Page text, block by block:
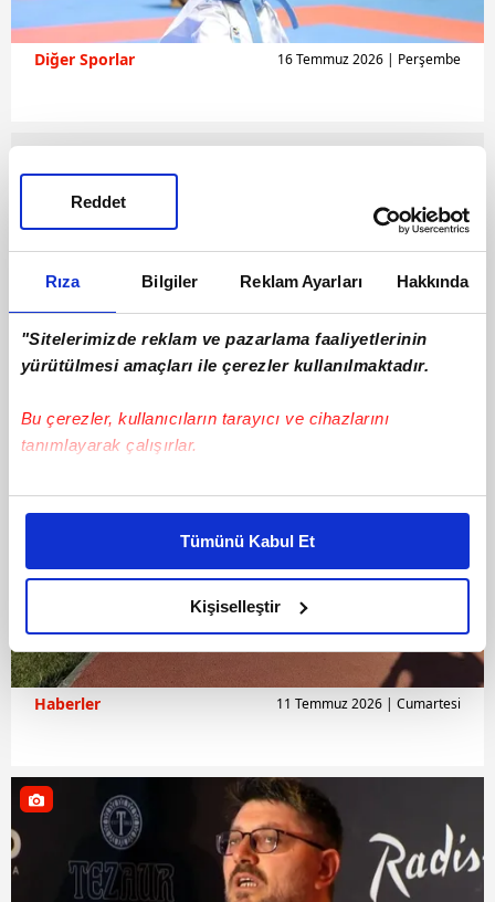
Rıza Bilgiler Reklam Ayarları Hakkında
"Sitelerimizde reklam ve pazarlama faaliyetlerinin
yürütülmesi amaçları ile çerezler kullanılmaktadır.
Bu çerezler, kullanıcıların tarayıcı ve cihazlarını
tanımlayarak çalışırlar.
Bu çerezlere izin vermeniz halinde sizlere özel
daha iyi reklam deneyimi yaşatabiliriz. Bunu yaparken
amacımızın size daha iyi bir reklam deneyimi sunmak
olduğunu ve sizlere en iyi içerikleri sunabilmek adına
elimizden gelen çabayı gösterdiğimizi ve bu noktada,
reklamların maliyetlerimizi karşılamak noktasında tek gelir
kalemimiz olduğunu sizlere hatırlatmak isteriz.
gösterilmeyecektir."
Sizlere daha iyi bir hizmet sunabilmek için İnternet
Sitemizde kendimize ve üçüncü kişilere ait çerezler
kullanılmaktadır. Bu çerezler vasıtasıyla çeşitli kişisel
Tümünü Kabul Et
Kişiselleştir
Reddet
Diğer Sporlar 16 Temmuz 2026 | Perşembe
Haberler 11 Temmuz 2026 | Cumartesi